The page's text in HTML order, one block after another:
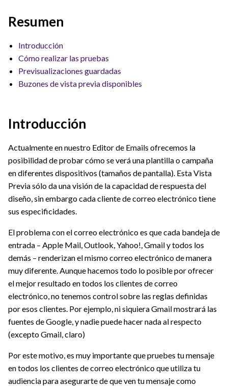
Resumen
Introducción
Cómo realizar las pruebas
Previsualizaciones guardadas
Buzones de vista previa disponibles
Introducción
Actualmente en nuestro Editor de Emails ofrecemos la
posibilidad de probar cómo se verá una plantilla o campaña
en diferentes dispositivos (tamaños de pantalla). Esta Vista
Previa sólo da una visión de la capacidad de respuesta del
diseño, sin embargo cada cliente de correo electrónico tiene
sus especificidades.
El problema con el correo electrónico es que cada bandeja de
entrada – Apple Mail, Outlook, Yahoo!, Gmail y todos los
demás – renderizan el mismo correo electrónico de manera
muy diferente. Aunque hacemos todo lo posible por ofrecer
el mejor resultado en todos los clientes de correo
electrónico, no tenemos control sobre las reglas definidas
por esos clientes. Por ejemplo, ni siquiera Gmail mostrará las
fuentes de Google, y nadie puede hacer nada al respecto
(excepto Gmail, claro)
Por este motivo, es muy importante que pruebes tu mensaje
en todos los clientes de correo electrónico que utiliza tu
audiencia para asegurarte de que ven tu mensaje como